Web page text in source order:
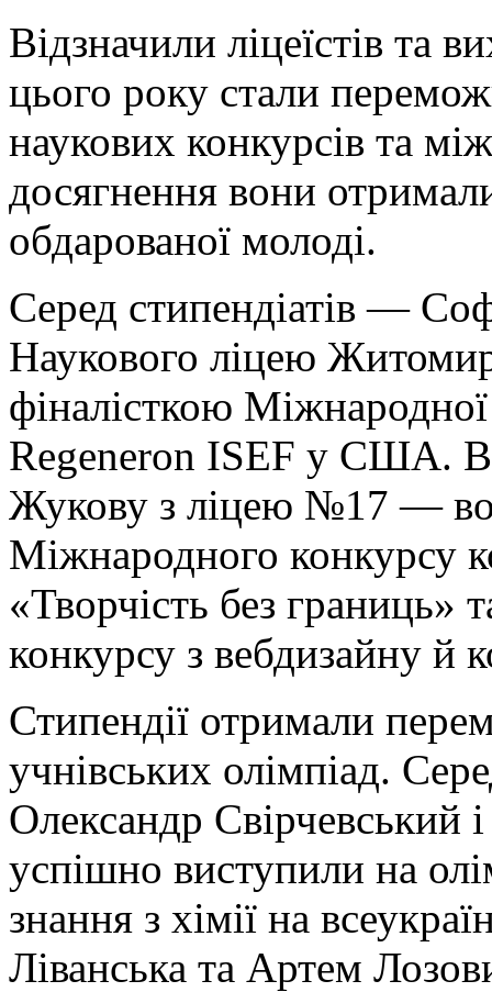
Відзначили ліцеїстів та
цього року стали
наукових конкурсів та
досягнення вони
обдарованої молоді.
Серед стипендіатів —
Наукового ліцею
фіналісткою
Regeneron ISEF у США.
Жукову з ліцею №17 —
Міжнародного конкурсу
«Творчість без
конкурсу з вебдизайну й
Стипендії отримали
учнівських олімпіад.
Олександр Свірчевський
успішно виступили на
знання з хімії на
Ліванська та Артем